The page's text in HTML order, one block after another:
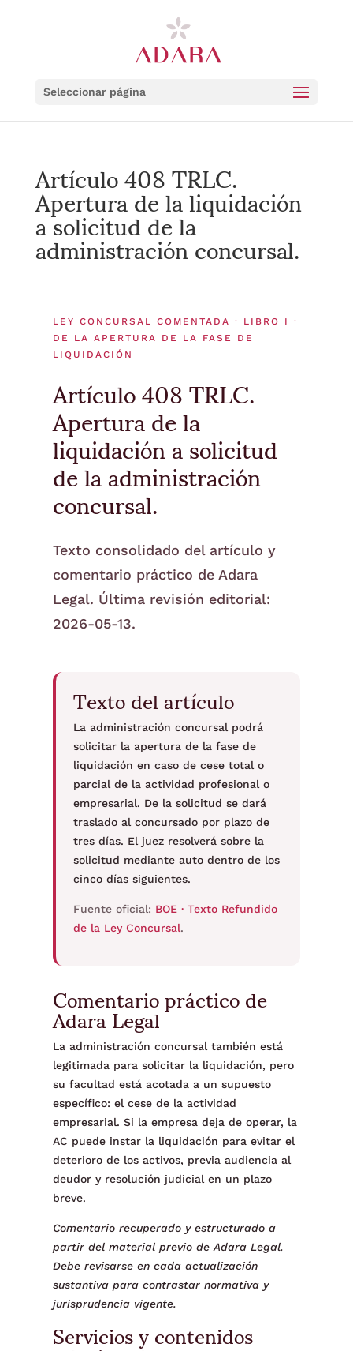
Seleccionar página
Artículo 408 TRLC.
Apertura de la liquidación
a solicitud de la
administración concursal.
LEY CONCURSAL COMENTADA · LIBRO I ·
DE LA APERTURA DE LA FASE DE
LIQUIDACIÓN
Artículo 408 TRLC.
Apertura de la
liquidación a solicitud
de la administración
concursal.
Texto consolidado del artículo y
comentario práctico de Adara
Legal. Última revisión editorial:
2026-05-13.
Texto del artículo
La administración concursal podrá
solicitar la apertura de la fase de
liquidación en caso de cese total o
parcial de la actividad profesional o
empresarial. De la solicitud se dará
traslado al concursado por plazo de
tres días. El juez resolverá sobre la
solicitud mediante auto dentro de los
cinco días siguientes.
Fuente oficial: BOE · Texto Refundido
de la Ley Concursal.
Comentario práctico de
Adara Legal
La administración concursal también está
legitimada para solicitar la liquidación, pero
su facultad está acotada a un supuesto
específico: el cese de la actividad
empresarial. Si la empresa deja de operar, la
AC puede instar la liquidación para evitar el
deterioro de los activos, previa audiencia al
deudor y resolución judicial en un plazo
breve.
Comentario recuperado y estructurado a
partir del material previo de Adara Legal.
Debe revisarse en cada actualización
sustantiva para contrastar normativa y
jurisprudencia vigente.
Servicios y contenidos